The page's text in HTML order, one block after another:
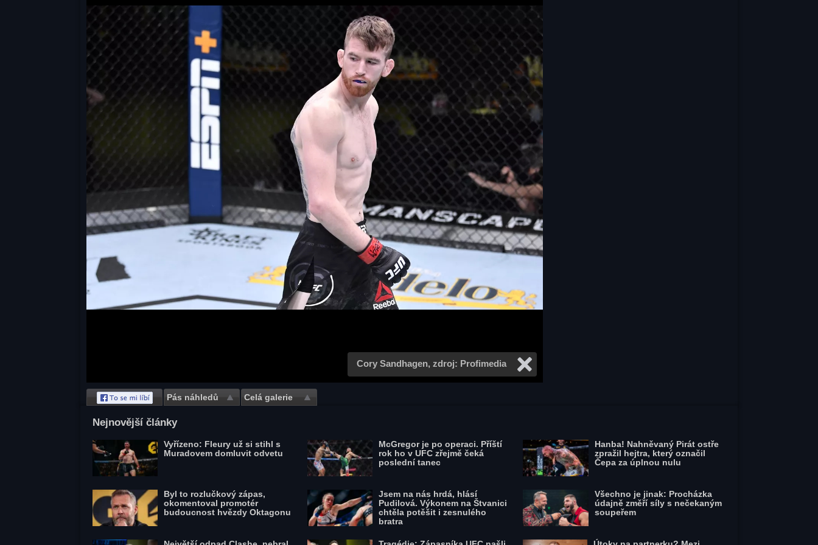
Cory Sandhagen, zdroj: Profimedia
Pás náhledů Celá galerie
Nejnovější články
Vyřízeno: Fleury už si stihl s
Muradovem domluvit odvetu
Byl to rozlučkový zápas,
okomentoval promotér
budoucnost hvězdy Oktagonu
McGregor je po operaci. Příští
rok ho v UFC zřejmě čeká
poslední tanec
Jsem na nás hrdá, hlásí
Pudilová. Výkonem na Štvanici
chtěla potěšit i zesnulého
bratra
Hanba! Nahněvaný Pirát ostře
zpražil hejtra, který označil
Čepa za úplnou nulu
Všechno je jinak: Procházka
údajně změří síly s nečekaným
soupeřem